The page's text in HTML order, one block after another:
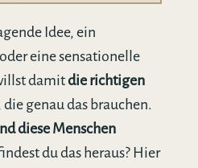
Idee, ein
eine sensationelle
damitdie richtigen
die genau das brauchen.
diese Menschen
du das heraus? Hier